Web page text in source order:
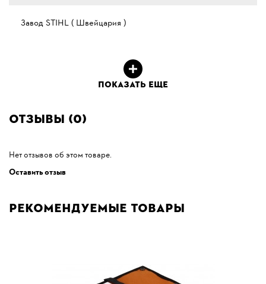
Завод STIHL ( Швейцария )
ПОКАЗАТЬ ЕЩЕ
Отзывы (0)
Нет отзывов об этом товаре.
Оставить отзыв
Рекомендуемые товары